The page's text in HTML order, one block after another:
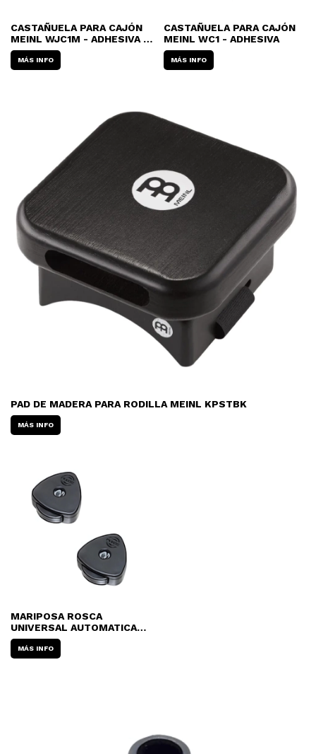
CASTAÑUELA PARA CAJÓN
MEINL WJC1M - ADHESIVA -
CON JINGLE
MÁS INFO
CASTAÑUELA PARA CAJÓN
MEINL WC1 - ADHESIVA
MÁS INFO
PAD DE MADERA PARA RODILLA MEINL KPSTBK
MÁS INFO
MARIPOSA ROSCA
UNIVERSAL AUTOMATICA
DIXON PAWN-IVEZ (PAR)
MÁS INFO